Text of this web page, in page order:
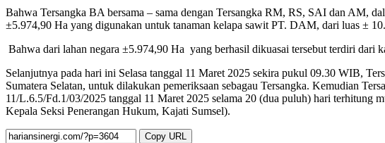
Bahwa Tersangka BA bersama – sama dengan Tersangka RM, RS, SAI dan AM,
±5.974,90 Ha yang digunakan untuk tanaman kelapa sawit PT. DAM, dari luas ±
Bahwa dari lahan negara ±5.974,90 Ha yang berhasil dikuasai tersebut terdiri dari
Selanjutnya pada hari ini Selasa tanggal 11 Maret 2025 sekira pukul 09.30 WIB,
Sumatera Selatan, untuk dilakukan pemeriksaan sebagau Tersangka. Kemudian
11/L.6.5/Fd.1/03/2025 tanggal 11 Maret 2025 selama 20 (dua puluh) hari terhitung
Kepala Seksi Penerangan Hukum, Kajati Sumsel).
Copy URL